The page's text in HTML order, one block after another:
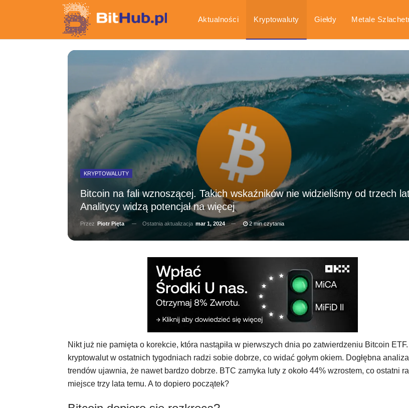
Aktualności Kryptowaluty Giełdy Metale
KRYPTOWALUTY
Bitcoin na fali wznoszącej. Takich wskaźników nie widzieliśmy od trzech
Analitycy widzą potencjał na więcej
Przez Piotr Pięta Ostatnia aktualizacja mar 1, 2024 2 min czytania
Nikt już nie pamięta o korekcie, która nastąpiła w pierwszych dnia po zatwierdzeniu Bitcoin ETF.
kryptowalut w ostatnich tygodniach radzi sobie dobrze, co widać gołym okiem. Dogłębna analiza
trendów ujawnia, że nawet bardzo dobrze. BTC zamyka luty z około 44% wzrostem, co ostatni
miejsce trzy lata temu. A to dopiero początek?